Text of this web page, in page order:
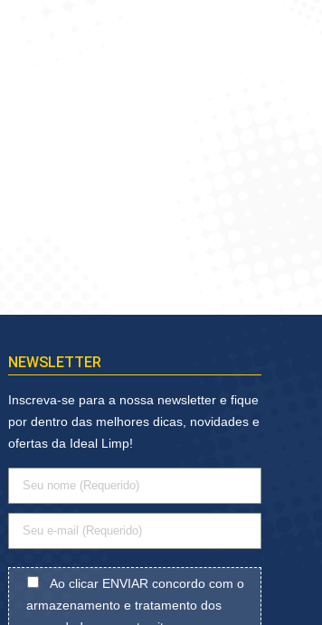
NEWSLETTER
Inscreva-se para a nossa newsletter e fique
por dentro das melhores dicas, novidades e
ofertas da Ideal Limp!
Ao clicar ENVIAR concordo com o
armazenamento e tratamento dos